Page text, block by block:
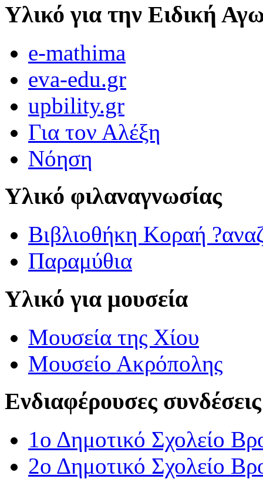
Υλικό για την Ειδική
e-mathima
eva-edu.gr
upbility.gr
Για τον Αλέξη
Νόηση
Υλικό φιλαναγνωσίας
Βιβλιοθήκη Κοραή
Παραμύθια
Υλικό για μουσεία
Μουσεία της Χίου
Μουσείο Ακρόπολης
Ενδιαφέρουσες συνδέσεις
1ο Δημοτικό Σχολείο
2ο Δημοτικό Σχολείο